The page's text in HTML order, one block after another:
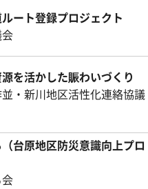
ート登録プロジェクト
を活かした賑わいづくり
・新川地区活性化連絡協議
台原地区防災意識向上プロ